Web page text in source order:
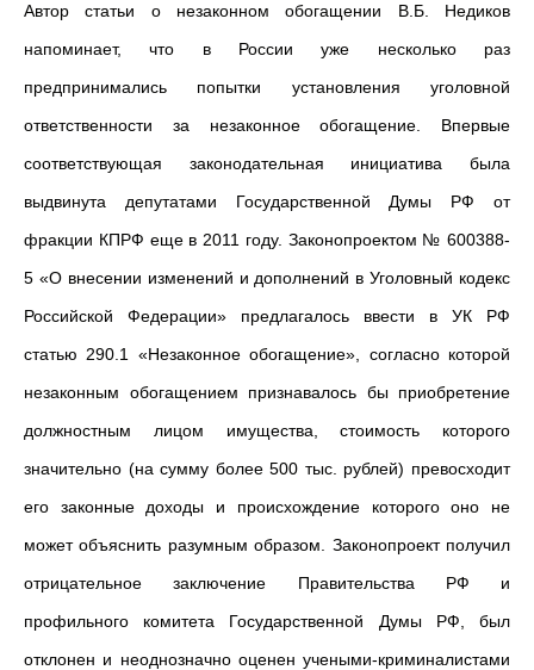
Автор статьи о незаконном обогащении В.Б. Недиков
напоминает, что в России уже несколько раз
предпринимались попытки установления уголовной
ответственности за незаконное обогащение. Впервые
соответствующая законодательная инициатива была
выдвинута депутатами Государственной Думы РФ от
фракции КПРФ еще в 2011 году. Законопроектом № 600388-
5 «О внесении изменений и дополнений в Уголовный кодекс
Российской Федерации» предлагалось ввести в УК РФ
статью 290.1 «Незаконное обогащение», согласно которой
незаконным обогащением признавалось бы приобретение
должностным лицом имущества, стоимость которого
значительно (на сумму более 500 тыс. рублей) превосходит
его законные доходы и происхождение которого оно не
может объяснить разумным образом. Законопроект получил
отрицательное заключение Правительства РФ и
профильного комитета Государственной Думы РФ, был
отклонен и неоднозначно оценен учеными-криминалистами